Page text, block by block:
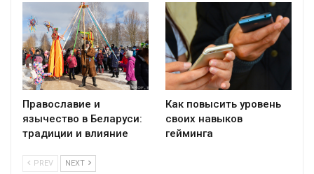
Православие и
язычество в Беларуси:
традиции и влияние
Как повысить уровень
своих навыков
гейминга
PREV NEXT